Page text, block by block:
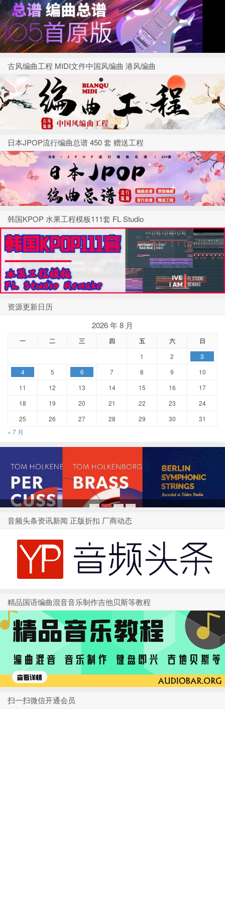
古风编曲工程 MIDI文件中国风编曲 港风编曲
日本JPOP流行编曲总谱 450 套 赠送工程
韩国KPOP 水果工程模板111套 FL Studio
资源更新日历
2026 年 8 月
一 二 三 四 五 六 日
1 2
3
4
5 6 7 8 9
10
11
12 13 14 15 16
17
18
19 20 21 22 23
24
25
26 27 28 29 30
31
« 7 月
1 2 3 4
音频头条资讯新闻 正版折扣 厂商动态
精品国语编曲混音音乐制作吉他贝斯等教程
扫一扫微信开通会员